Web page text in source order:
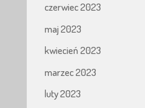
czerwiec 2023
maj 2023
kwiecień 2023
marzec 2023
luty 2023